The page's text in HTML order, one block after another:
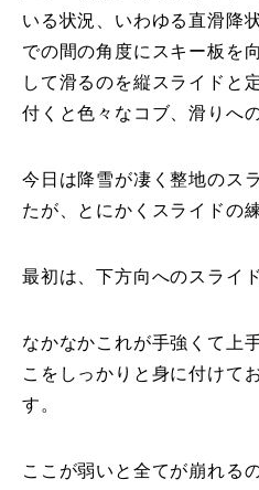
講師から選ぶ
インストラクター募集
インストラクター一覧
レッスンレポート
よくある質問
いる状況、いわゆる直滑降
での間の角度にスキー板を
して滑るのを縦スライドと
付くと色々なコブ、滑りへ
今日は降雪が凄く整地のス
たが、とにかくスライドの
最初は、下方向へのスライ
なかなかこれが手強くて上
こをしっかりと身に付けて
す。
ここが弱いと全てが崩れる